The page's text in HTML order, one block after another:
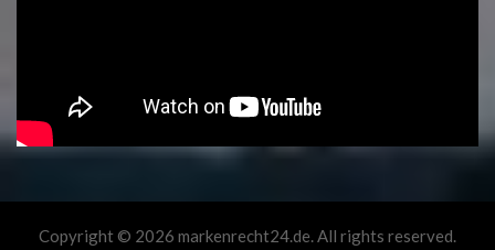
Copyright © 2026 markenrecht24.de. All rights reserved.